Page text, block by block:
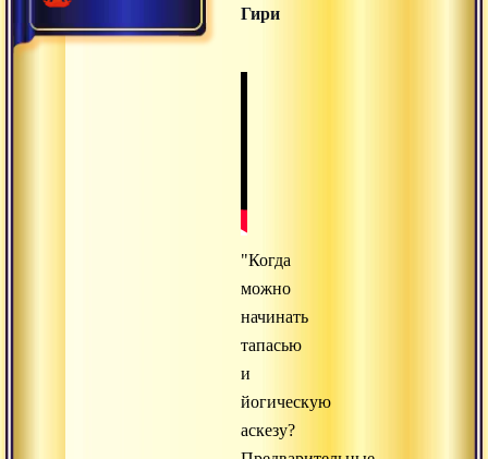
Гири
"Когда
можно
начинать
тапасью
и
йогическую
аскезу?